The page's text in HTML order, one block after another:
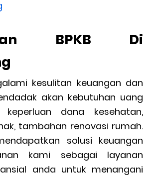
BPKB Di
kesulitan keuangan dan
akan kebutuhan uang
dana kesehatan,
tambahan renovasi rumah.
solusi keuangan
kami sebagai layanan
anda untuk menangani